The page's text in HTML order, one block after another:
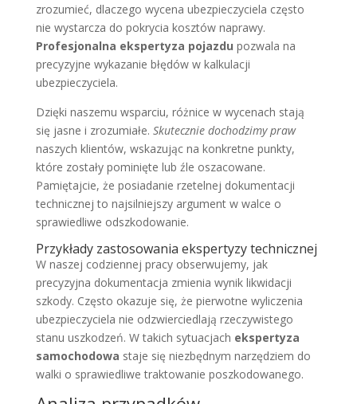
zrozumieć, dlaczego wycena ubezpieczyciela często
nie wystarcza do pokrycia kosztów naprawy.
Profesjonalna ekspertyza pojazdu pozwala na
precyzyjne wykazanie błędów w kalkulacji
ubezpieczyciela.
Dzięki naszemu wsparciu, różnice w wycenach stają
się jasne i zrozumiałe. Skutecznie dochodzimy praw
naszych klientów, wskazując na konkretne punkty,
które zostały pominięte lub źle oszacowane.
Pamiętajcie, że posiadanie rzetelnej dokumentacji
technicznej to najsilniejszy argument w walce o
sprawiedliwe odszkodowanie.
Przykłady zastosowania ekspertyzy technicznej
W naszej codziennej pracy obserwujemy, jak
precyzyjna dokumentacja zmienia wynik likwidacji
szkody. Często okazuje się, że pierwotne wyliczenia
ubezpieczyciela nie odzwierciedlają rzeczywistego
stanu uszkodzeń. W takich sytuacjach ekspertyza
samochodowa staje się niezbędnym narzędziem do
walki o sprawiedliwe traktowanie poszkodowanego.